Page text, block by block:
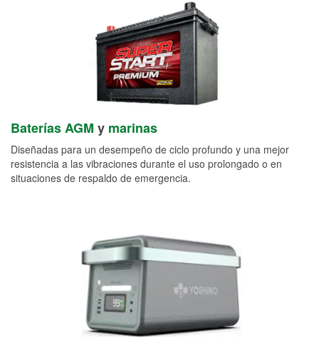
Baterías AGM y marinas
Diseñadas para un desempeño de ciclo profundo y una mejor
resistencia a las vibraciones durante el uso prolongado o en
situaciones de respaldo de emergencia.